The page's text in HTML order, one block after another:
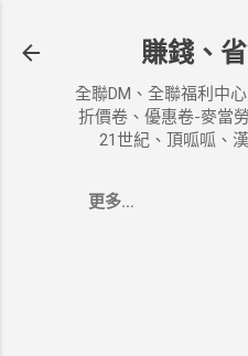
賺錢、
全聯DM、全聯福利中
折價卷、優惠卷-麥當
21世紀、頂呱呱、
更多…